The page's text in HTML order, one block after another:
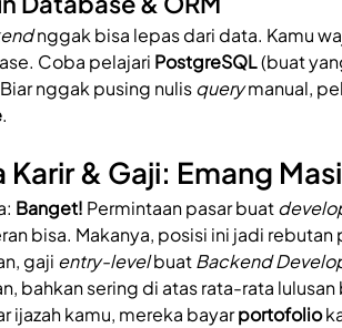
nggak bisa lepas dari data. Kamu
Coba pelajari PostgreSQL (buat
nggak pusing nulis query manual,
.
Karir & Gaji: Emang
Banget! Permintaan pasar buat
bisa. Makanya, posisi ini jadi rebutan
gaji entry-level buat Backend
bahkan sering di atas rata-rata
ijazah kamu, mereka bayar portofolio